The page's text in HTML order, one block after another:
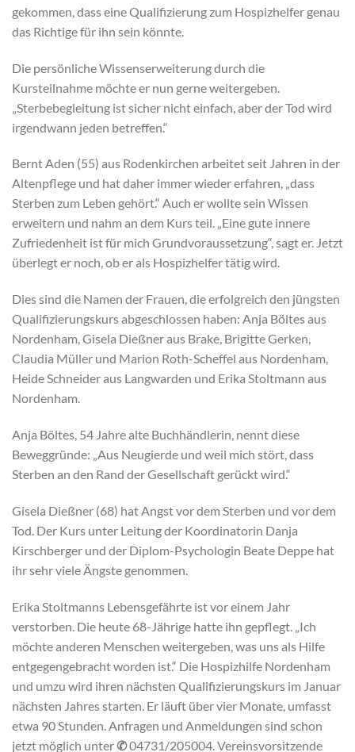
gekommen, dass eine Qualifizierung zum Hospizhelfer genau
das Richtige für ihn sein könnte.
Die persönliche Wissenserweiterung durch die
Kursteilnahme möchte er nun gerne weitergeben.
„Sterbebegleitung ist sicher nicht einfach, aber der Tod wird
irgendwann jeden betreffen.“
Bernt Aden (55) aus Rodenkirchen arbeitet seit Jahren in der
Altenpflege und hat daher immer wieder erfahren, „dass
Sterben zum Leben gehört.“ Auch er wollte sein Wissen
erweitern und nahm an dem Kurs teil. „Eine gute innere
Zufriedenheit ist für mich Grundvoraussetzung“, sagt er. Jetzt
überlegt er noch, ob er als Hospizhelfer tätig wird.
Dies sind die Namen der Frauen, die erfolgreich den jüngsten
Qualifizierungskurs abgeschlossen haben: Anja Böltes aus
Nordenham, Gisela Dießner aus Brake, Brigitte Gerken,
Claudia Müller und Marion Roth-Scheffel aus Nordenham,
Heide Schneider aus Langwarden und Erika Stoltmann aus
Nordenham.
Anja Böltes, 54 Jahre alte Buchhändlerin, nennt diese
Beweggründe: „Aus Neugierde und weil mich stört, dass
Sterben an den Rand der Gesellschaft gerückt wird.“
Gisela Dießner (68) hat Angst vor dem Sterben und vor dem
Tod. Der Kurs unter Leitung der Koordinatorin Danja
Kirschberger und der Diplom-Psychologin Beate Deppe hat
ihr sehr viele Ängste genommen.
Erika Stoltmanns Lebensgefährte ist vor einem Jahr
verstorben. Die heute 68-Jährige hatte ihn gepflegt. „Ich
möchte anderen Menschen weitergeben, was uns als Hilfe
entgegengebracht worden ist.“ Die Hospizhilfe Nordenham
und umzu wird ihren nächsten Qualifizierungskurs im Januar
nächsten Jahres starten. Er läuft über vier Monate, umfasst
etwa 90 Stunden. Anfragen und Anmeldungen sind schon
jetzt möglich unter✆04731/205004. Vereinsvorsitzende